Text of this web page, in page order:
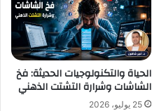
الحياة والتكنولوجيات الحديثة: فخ
الشاشات وشرارة التشتت الذهني
25 يوليو، 2026